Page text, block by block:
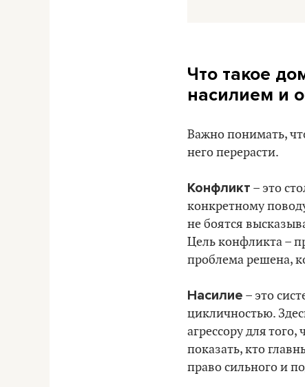
Что такое
насилием и
Важно понимать,
него перерасти.
Конфликт – это
конкретному
не боятся
Цель конфликта –
проблема решена,
Насилие – это
цикличностью.
агрессору для
показать, кто
право сильного и